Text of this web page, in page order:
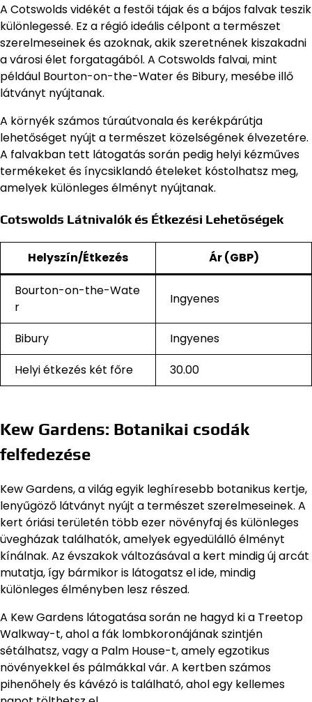
A Cotswolds vidékét a festői tájak és a bájos falvak teszik
különlegessé. Ez a régió ideális célpont a természet
szerelmeseinek és azoknak, akik szeretnének kiszakadni
a városi élet forgatagából. A Cotswolds falvai, mint
például Bourton-on-the-Water és Bibury, mesébe illő
látványt nyújtanak.
A környék számos túraútvonala és kerékpárútja
lehetőséget nyújt a természet közelségének élvezetére.
A falvakban tett látogatás során pedig helyi kézműves
termékeket és ínycsiklandó ételeket kóstolhatsz meg,
amelyek különleges élményt nyújtanak.
Cotswolds Látnivalók és Étkezési Lehetőségek
Helyszín/Étkezés Ár (GBP)
Bourton-on-the-Wate
r
Ingyenes
Bibury
Ingyenes
Helyi étkezés két főre
30.00
Kew Gardens: Botanikai csodák
felfedezése
Kew Gardens, a világ egyik leghíresebb botanikus kertje,
lenyűgöző látványt nyújt a természet szerelmeseinek. A
kert óriási területén több ezer növényfaj és különleges
üvegházak találhatók, amelyek egyedülálló élményt
kínálnak. Az évszakok változásával a kert mindig új arcát
mutatja, így bármikor is látogatsz el ide, mindig
különleges élményben lesz részed.
A Kew Gardens látogatása során ne hagyd ki a Treetop
Walkway-t, ahol a fák lombkoronájának szintjén
sétálhatsz, vagy a Palm House-t, amely egzotikus
növényekkel és pálmákkal vár. A kertben számos
pihenőhely és kávézó is található, ahol egy kellemes